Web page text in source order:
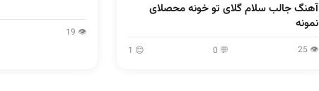
آهنگ جالب سلام گلای تو خونه محصلای
نمونه
👁 25
💬 0
😊 1
👁 19